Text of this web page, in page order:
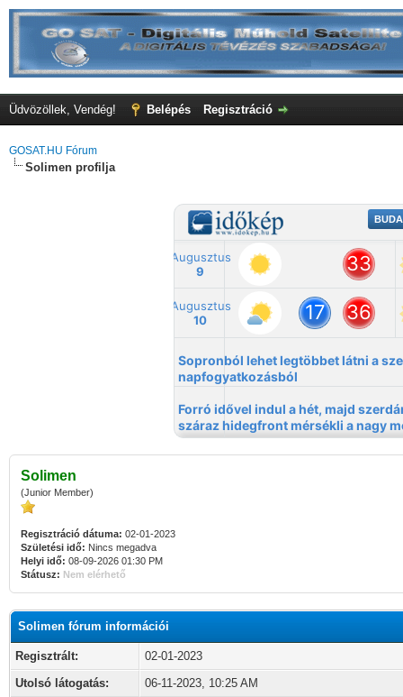
Üdvözöllek, Vendég! Belépés Regisztráció
GOSAT.HU Fórum
Solimen profilja
Solimen
(Junior Member)
Regisztráció dátuma: 02-01-2023
Születési idő: Nincs megadva
Helyi idő: 08-09-2026 01:30 PM
Státusz: Nem elérhető
Solimen fórum információi
Regisztrált:
02-01-2023
Utolsó látogatás:
06-11-2023, 10:25 AM